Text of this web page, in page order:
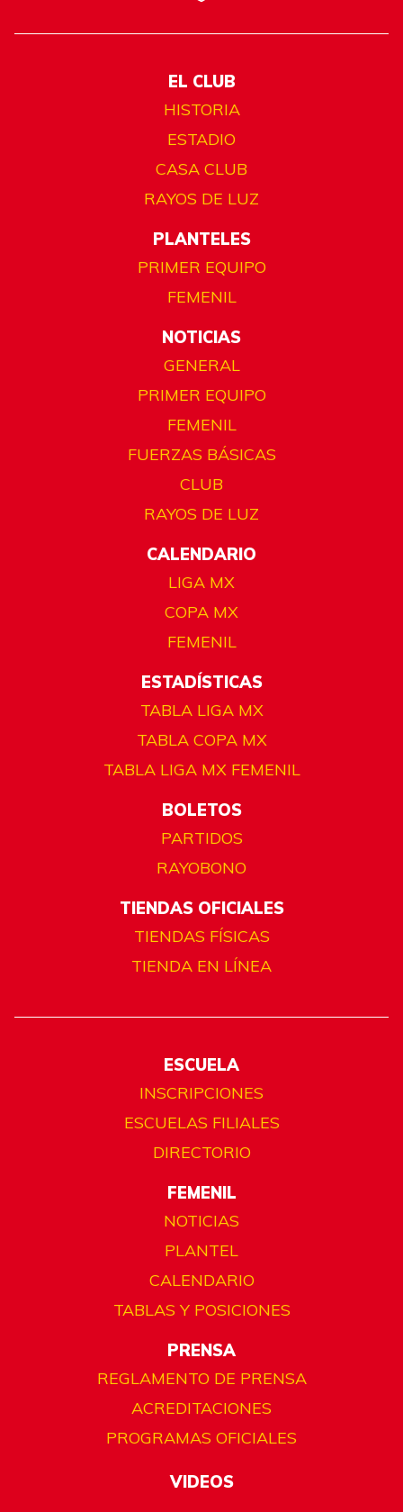
EL CLUB
HISTORIA
ESTADIO
CASA CLUB
RAYOS DE LUZ
PLANTELES
PRIMER EQUIPO
FEMENIL
NOTICIAS
GENERAL
PRIMER EQUIPO
FEMENIL
FUERZAS BÁSICAS
CLUB
RAYOS DE LUZ
CALENDARIO
LIGA MX
COPA MX
FEMENIL
ESTADÍSTICAS
TABLA LIGA MX
TABLA COPA MX
TABLA LIGA MX FEMENIL
BOLETOS
PARTIDOS
RAYOBONO
TIENDAS OFICIALES
TIENDAS FÍSICAS
TIENDA EN LÍNEA
ESCUELA
INSCRIPCIONES
ESCUELAS FILIALES
DIRECTORIO
FEMENIL
NOTICIAS
PLANTEL
CALENDARIO
TABLAS Y POSICIONES
PRENSA
REGLAMENTO DE PRENSA
ACREDITACIONES
PROGRAMAS OFICIALES
VIDEOS